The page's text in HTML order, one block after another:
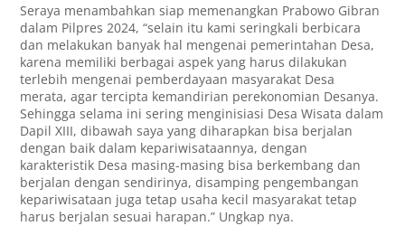
Seraya menambahkan siap memenangkan Prabowo Gibran
dalam Pilpres 2024, “selain itu kami seringkali berbicara
dan melakukan banyak hal mengenai pemerintahan Desa,
karena memiliki berbagai aspek yang harus dilakukan
terlebih mengenai pemberdayaan masyarakat Desa
merata, agar tercipta kemandirian perekonomian Desanya.
Sehingga selama ini sering menginisiasi Desa Wisata dalam
Dapil XIII, dibawah saya yang diharapkan bisa berjalan
dengan baik dalam kepariwisataannya, dengan
karakteristik Desa masing-masing bisa berkembang dan
berjalan dengan sendirinya, disamping pengembangan
kepariwisataan juga tetap usaha kecil masyarakat tetap
harus berjalan sesuai harapan.” Ungkap nya.